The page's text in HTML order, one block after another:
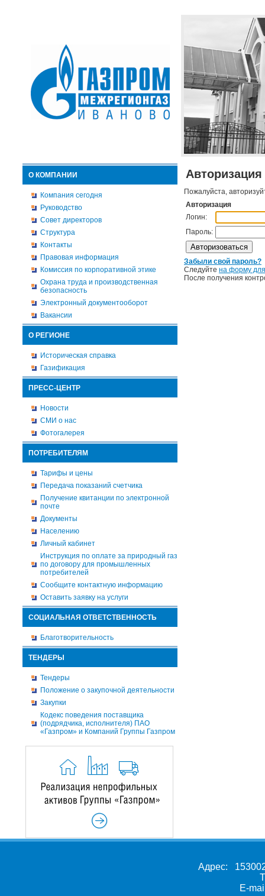
О КОМПАНИИ
Компания сегодня
Руководство
Совет директоров
Структура
Контакты
Правовая информация
Комиссия по корпоративной этике
Охрана труда и производственная
безопасность
Электронный документооборот
Вакансии
О РЕГИОНЕ
Историческая справка
Газификация
ПРЕСС-ЦЕНТР
Новости
СМИ о нас
Фотогалерея
ПОТРЕБИТЕЛЯМ
Тарифы и цены
Передача показаний счетчика
Получение квитанции по электронной
почте
Документы
Населению
Личный кабинет
Инструкция по оплате за природный газ
по договору для промышленных
потребителей
Сообщите контактную информацию
Оставить заявку на услуги
СОЦИАЛЬНАЯ ОТВЕТСТВЕННОСТЬ
Благотворительность
ТЕНДЕРЫ
Тендеры
Положение о закупочной деятельности
Закупки
Кодекс поведения поставщика
(подрядчика, исполнителя) ПАО
«Газпром» и Компаний Группы Газпром
Авторизация
Пожалуйста,
Авторизация
Логин:
Пароль:
Забыли свой пароль?
Следуйте на форму
После получения
Адрес:
E-